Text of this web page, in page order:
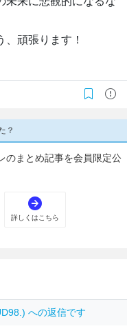
頑張ります！
への返信です